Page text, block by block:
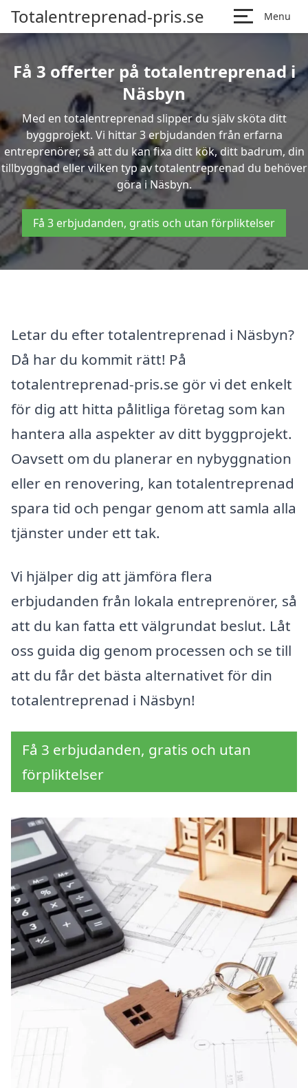
Totalentreprenad-pris.se Menu
Få 3 offerter på totalentreprenad i
Näsbyn
Med en totalentreprenad slipper du själv sköta ditt
byggprojekt. Vi hittar 3 erbjudanden från erfarna
entreprenörer, så att du kan fixa ditt kök, ditt badrum, din
tillbyggnad eller vilken typ av totalentreprenad du behöver
göra i Näsbyn.
Få 3 erbjudanden, gratis och utan förpliktelser
Letar du efter totalentreprenad i Näsbyn?
Då har du kommit rätt! På
totalentreprenad-pris.se gör vi det enkelt
för dig att hitta pålitliga företag som kan
hantera alla aspekter av ditt byggprojekt.
Oavsett om du planerar en nybyggnation
eller en renovering, kan totalentreprenad
spara tid och pengar genom att samla alla
tjänster under ett tak.
Vi hjälper dig att jämföra flera
erbjudanden från lokala entreprenörer, så
att du kan fatta ett välgrundat beslut. Låt
oss guida dig genom processen och se till
att du får det bästa alternativet för din
totalentreprenad i Näsbyn!
Få 3 erbjudanden, gratis och utan
förpliktelser